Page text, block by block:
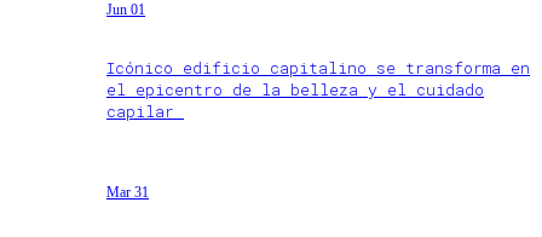
Jun 01
Icónico edificio capitalino se transforma en
el epicentro de la belleza y el cuidado
capilar
Mar 31